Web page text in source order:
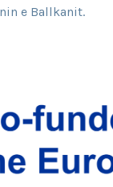
e Ballkanit.